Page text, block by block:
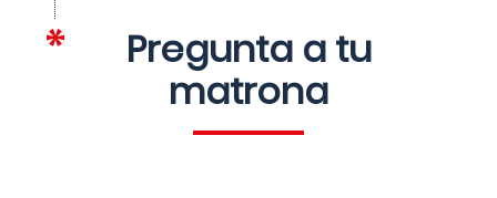
Pregunta a tu
matrona